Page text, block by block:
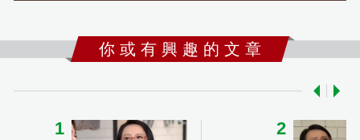
你 或 有 興 趣 的 文 章